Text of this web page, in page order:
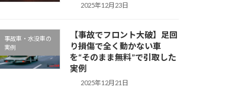
2025年12月23日
事故車・水没車の
実例
【事故でフロント大破】足回
り損傷で全く動かない車
を“そのまま無料”で引取した
実例
2025年12月21日